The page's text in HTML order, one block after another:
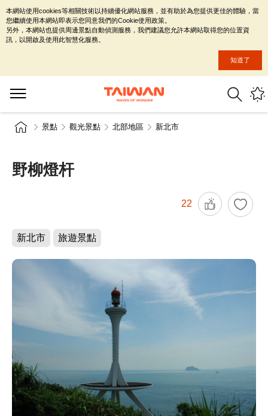
景點 觀光景點 北部地區 新北市
野柳燈杆
22
新北市 旅遊景點
本網站使用cookies等相關技術以持續優化網站服務，並有助於為您提供更佳的體驗，當
您繼續使用本網站即表示您同意我們的Cookie使用政策。
另外，本網站也提供周邊景點自動偵測服務，我們建議您允許本網站取得您的位置資
訊，以開啟及使用此智慧化服務。
知道了